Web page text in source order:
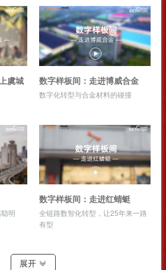
虞城
数字样板间：走进博威合金
数字化转型与合金材料的碰撞
明
数字样板间：走进红蜻蜓
全链路数智化转型，让25年来一路
有型
展开